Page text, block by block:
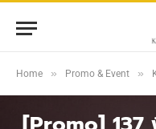
Home » Promo & Event »